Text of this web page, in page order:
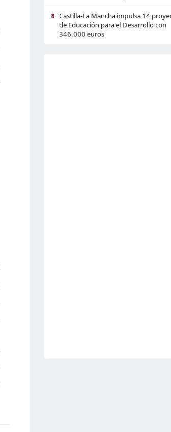
8
Castilla-La Mancha impulsa 14
de Educación para el Desarrollo con
346.000 euros